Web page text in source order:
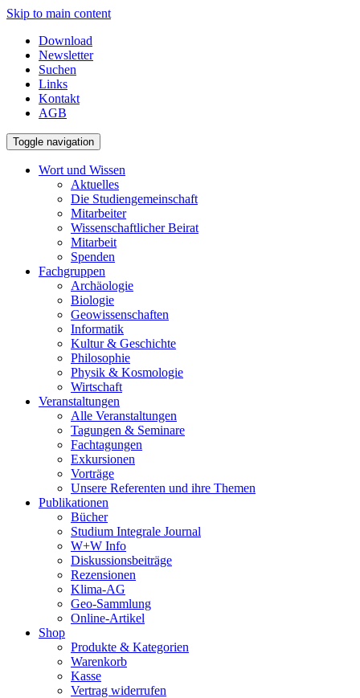
Skip to main content
Download
Newsletter
Suchen
Links
Kontakt
AGB
Toggle navigation
Wort und Wissen
Aktuelles
Die Studiengemeinschaft
Mitarbeiter
Wissenschaftlicher Beirat
Mitarbeit
Spenden
Fachgruppen
Archäologie
Biologie
Geowissenschaften
Informatik
Kultur & Geschichte
Philosophie
Physik & Kosmologie
Wirtschaft
Veranstaltungen
Alle Veranstaltungen
Tagungen & Seminare
Fachtagungen
Exkursionen
Vorträge
Unsere Referenten und ihre Themen
Publikationen
Bücher
Studium Integrale Journal
W+W Info
Diskussionsbeiträge
Rezensionen
Klima-AG
Geo-Sammlung
Online-Artikel
Shop
Produkte & Kategorien
Warenkorb
Kasse
Vertrag widerrufen